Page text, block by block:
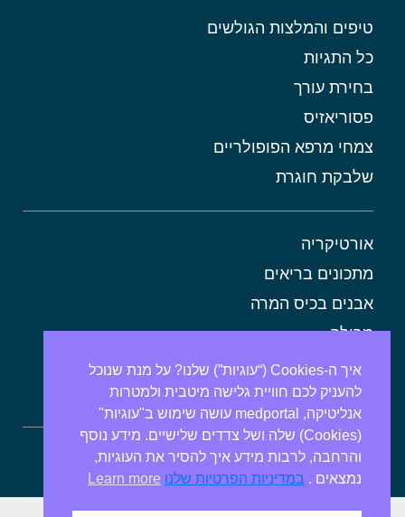
טיפים והמלצות הגולשים
כל התגיות
בחירת עורך
פסוריאזיס
צמחי מרפא הפופולריים
שלבקת חוגרת
אורטיקריה
מתכונים בריאים
אבנים בכיס המרה
מרולה
מורינגה
אלוורה
ספירולינה
איך ה-Cookies (“עוגיות”) שלנו? על מנת שנוכל
להעניק לכם חוויית גלישה מיטבית ולמטרות
אנליטיקה, medportal עושה שימוש ב"עוגיות"
(Cookies) שלה ושל צדדים שלישיים. מידע נוסף
והרחבה, לרבות מידע איך להסיר את העוגיות,
נמצאים . במדיניות הפרטיות שלנו Learn more